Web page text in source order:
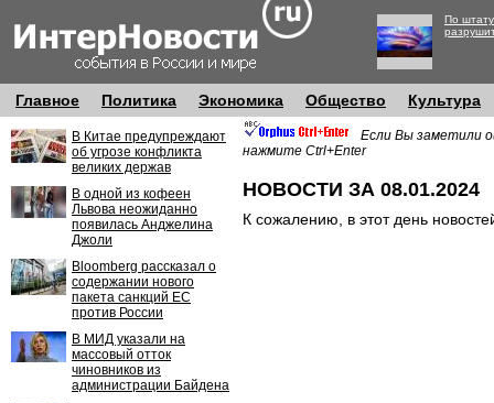
По
Главное Политика Экономика Общество Культура
В Китае предупреждают
об угрозе конфликта
великих держав
В одной из кофеен
Львова неожиданно
появилась Анджелина
Джоли
Bloomberg рассказал о
содержании нового
пакета санкций ЕС
против России
В МИД указали на
массовый отток
чиновников из
администрации Байдена
Если Вы заметили
нажмите Ctrl+Enter
НОВОСТИ ЗА 08.01.2024
К сожалению, в этот день